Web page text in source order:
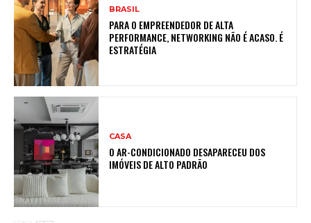
BRASIL
PARA O EMPREENDEDOR DE ALTA
PERFORMANCE, NETWORKING NÃO É ACASO. É
ESTRATÉGIA
CASA
O AR-CONDICIONADO DESAPARECEU DOS
IMÓVEIS DE ALTO PADRÃO